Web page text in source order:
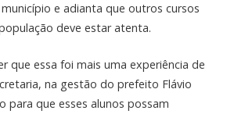
e adianta que outros cursos
deve estar atenta.
que essa foi mais uma experiência de
na gestão do prefeito Flávio
para que esses alunos possam